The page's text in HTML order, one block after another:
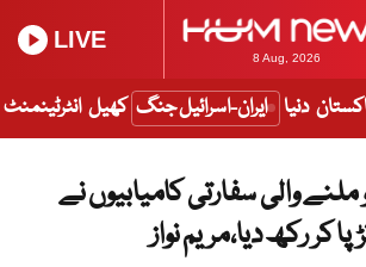
8 Aug, 2026
LIVE
دنیا ایران-اسرائیل جنگ کھیل انٹرٹینمنٹ
والی سفارتی کامیابیوں نے
کر رکھ دیا،مریم نواز